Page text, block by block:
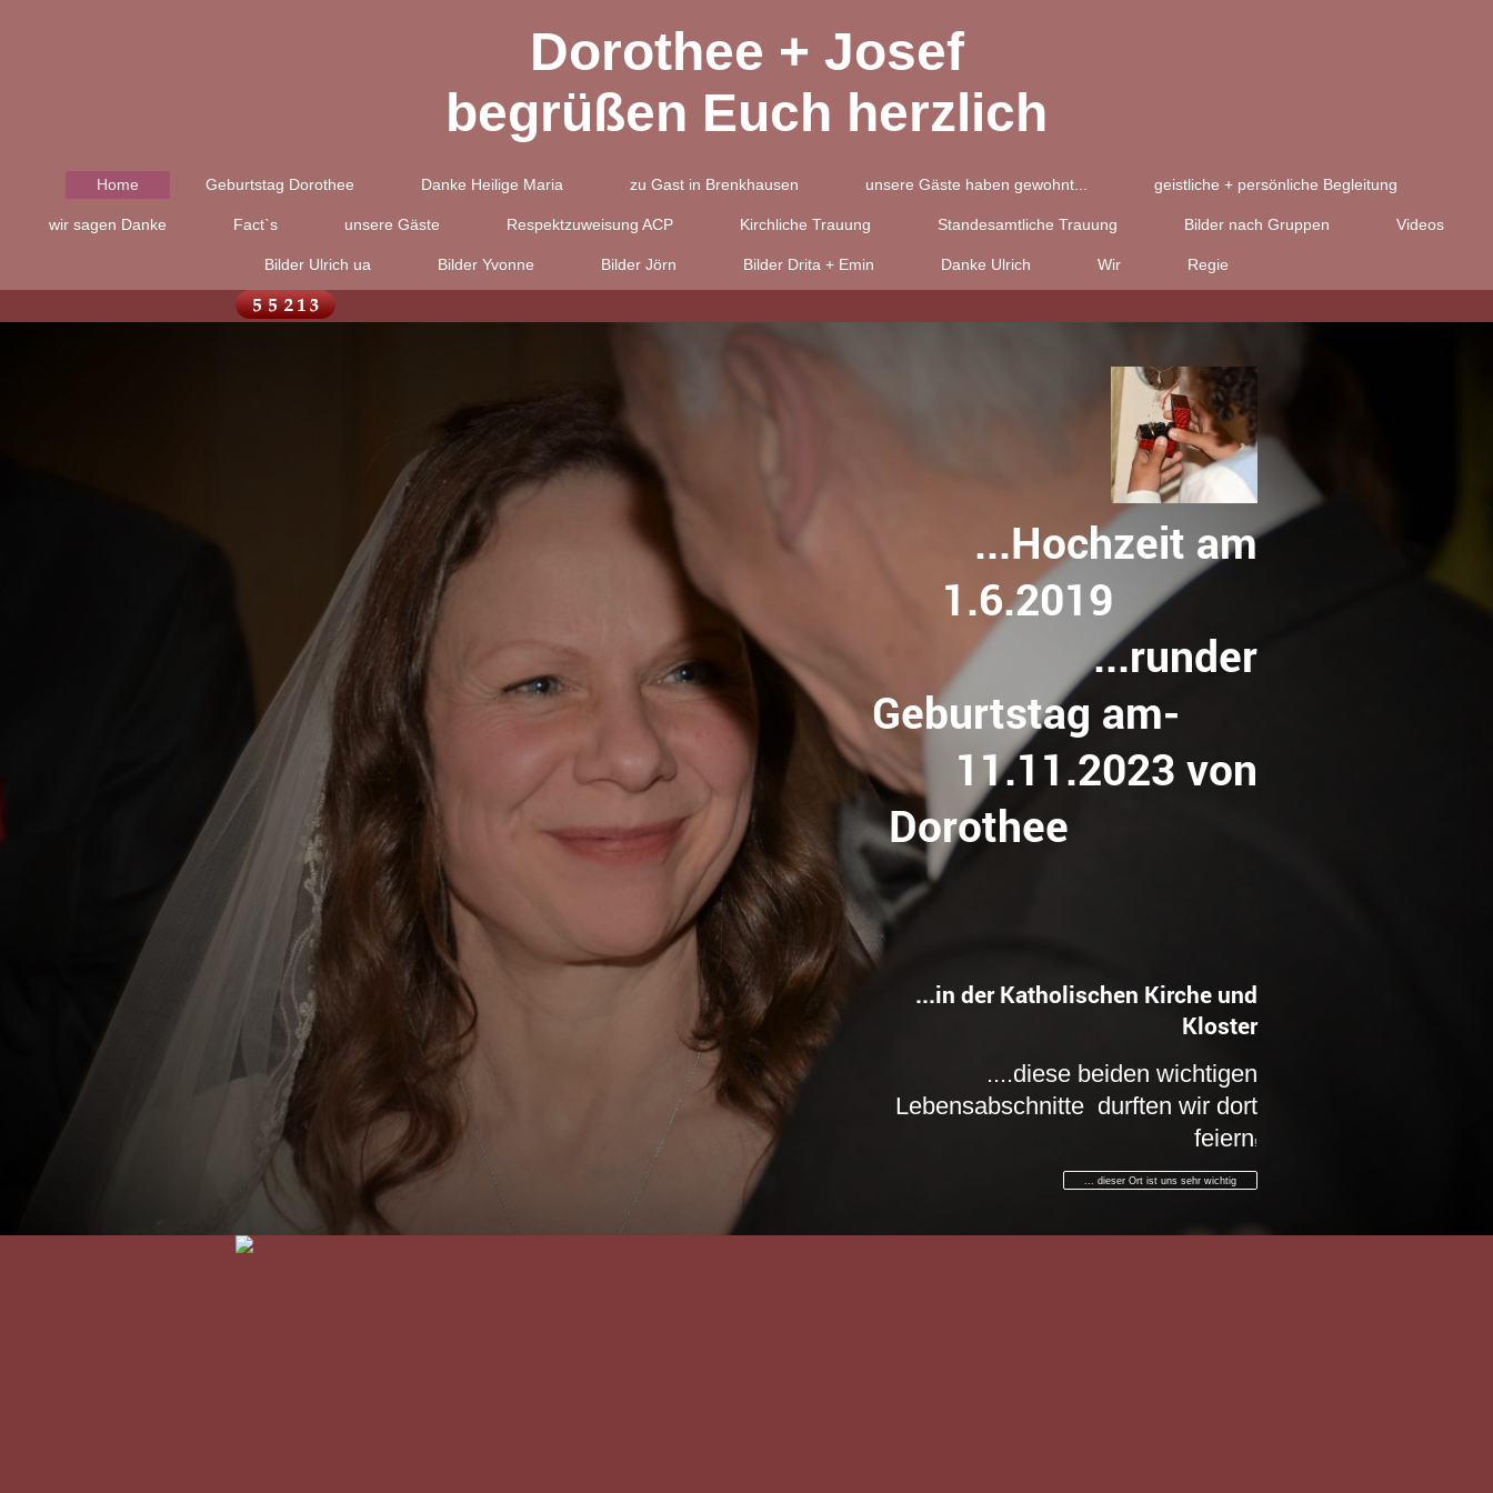
Dorothee + Josef
begrüßen Euch herzlich
Home Geburtstag Dorothee Danke Heilige Maria zu Gast in Brenkhausen unsere Gäste haben gewohnt... geistliche + persönliche Begleitung
wir sagen Danke Fact`s unsere Gäste Respektzuweisung ACP Kirchliche Trauung Standesamtliche Trauung Bilder nach Gruppen Videos
Bilder Ulrich ua Bilder Yvonne Bilder Jörn Bilder Drita + Emin Danke Ulrich Wir Regie
...Hochzeit am
1.6.2019
...runder
Geburtstag am-
11.11.2023 von
Dorothee
...in der Katholischen Kirche und
Kloster
....diese beiden wichtigen
Lebensabschnitte durften wir dort
feiern!
... dieser Ort ist uns sehr wichtig